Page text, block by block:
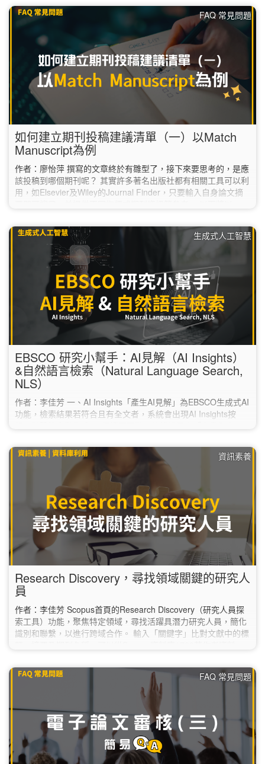
「Journals」對話框中，逐筆輸入之前在「Match Manuscript」
建議清單中挑選的期刊，再點選下方的「Apply」。…FAQ 常見問題
如何建立期刊投稿建議清單（一）以Match
Manuscript為例
作者：廖怡萍 撰寫的文章終於有雛型了，接下來要思考的，是應
該投稿到哪個期刊呢？ 其實許多著名出版社都有相關工具可以利
用，如Elsevier及Wiley的Journal Finder，只要輸入自身論文摘
官網（https://mjl.clarivate.com/home），點選上方的「Match
Manuscript」。 2. 註冊一組免費帳號。…
生成式人工智慧
EBSCO 研究小幫手：AI見解（AI Insights）
&自然語言檢索（Natural Language Search,
NLS）
作者：李佳芳 一、AI Insights「產生AI見解」為EBSCO生成式AI
功能，檢索結果若符合且有全文者，系統會出現AI Insights按
（hallucination）與謬誤。協助在閱讀全文前，快速研判是否符
合需求，節省閱讀的時間。每次生成的AI見解，內容會略為不
資訊素養
Research Discovery，尋找領域關鍵的研究人
員
作者：李佳芳 Scopus首頁的Research Discovery（研究人員探
索工具）功能，聚焦特定領域，尋找活躍具潛力研究人員，簡化
識別和聯繫，以進行跨域合作。 輸入「關鍵字」比對文獻中的標
如何使用： Scopus首頁，點選功能列Researcher Discovery（**
校外使用請先設定校外連線） 一、輸入「關鍵字」1️⃣，如研究領
FAQ 常見問題